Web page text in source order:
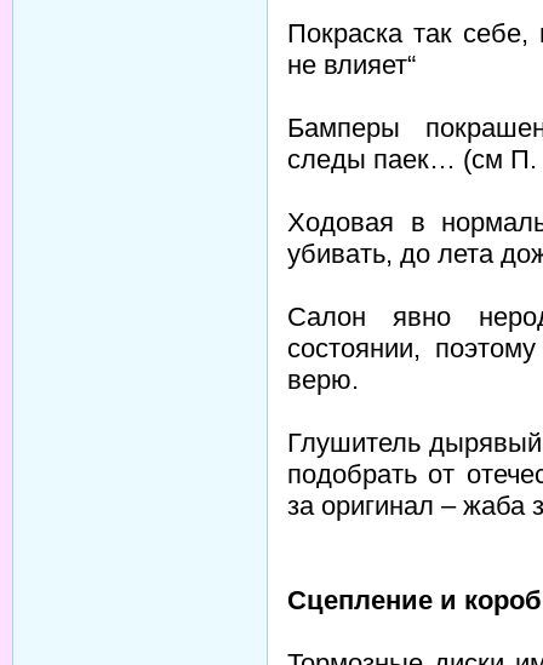
Покраска так
не влияет“
Бамперы
следы паек… (см П.
Ходовая в
убивать, до лета
Салон явно
состоянии,
верю.
Глушитель
подобрать от
за оригинал – жаба
Сцепление и